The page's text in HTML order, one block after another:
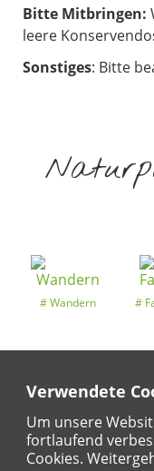
Verwendete
Um unsere
fortlaufend
Cookies.
Bitte Mitbringen:
leere
Sonstiges: Bitte
Wandern
Entdeckertouren